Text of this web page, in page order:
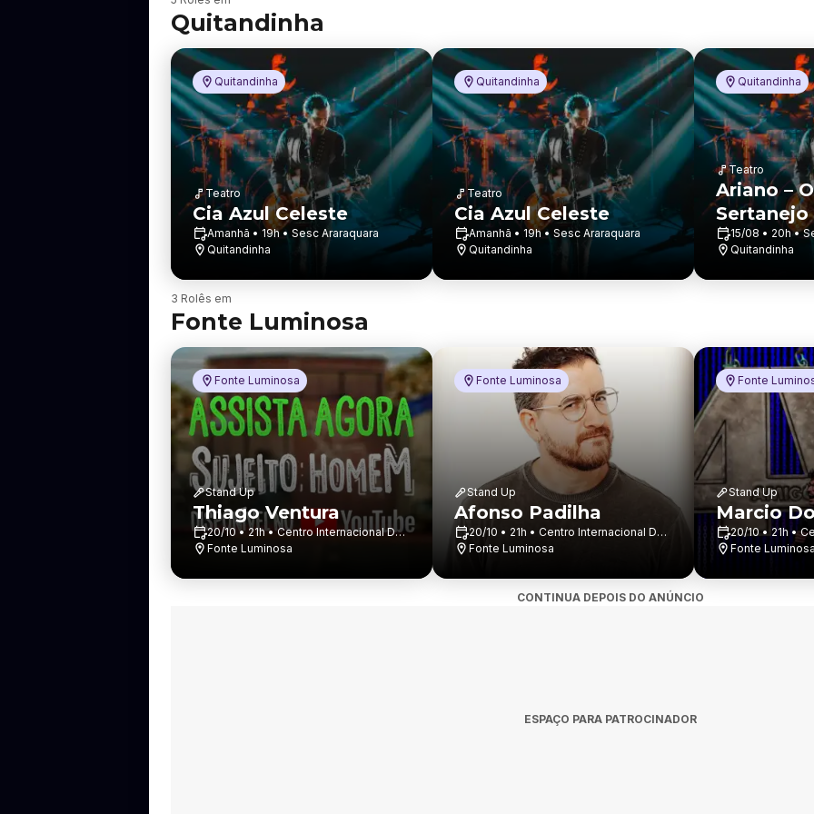
a
i
r
o
Quitandinha
Quitandinha
Teatro
Cia Azul Celeste
Amanhã • 19h • Sesc Araraquara
Quitandinha
Quitandinha
Teatro
Cia Azul Celeste
Amanhã • 19h • Sesc Araraquara
Quitandinha
Quitandinha
Teatro
Ariano –
Sertanejo
15/08 • 20h •
Quitandinha
B
a
i
r
o
3 Rolês em
Fonte Luminosa
Fonte Luminosa
Stand Up
Thiago Ventura
20/10 • 21h • Centro Internacional De
Convenção Dr....
Fonte Luminosa
Fonte Luminosa
Stand Up
Afonso Padilha
20/10 • 21h • Centro Internacional De
Convenção Dr....
Fonte Luminosa
Fonte
Stand Up
Marcio
20/10 • 21h •
Convenção Dr....
Fonte Luminosa
CONTINUA DEPOIS DO ANÚNCIO
ESPAÇO PARA PATROCINADOR